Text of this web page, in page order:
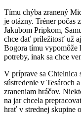
Tímu chýba zranený
je otázny. Tréner počas
Jakubom Pripkom,
chce dať príležitosť už
Bogora tímu vypomôže
potreby, inak sa chce
V príprave sa Chtelnica
sústredenie v Tesároch
zraneniam hráčov.
na jar chcela
hrať v strednej skupine